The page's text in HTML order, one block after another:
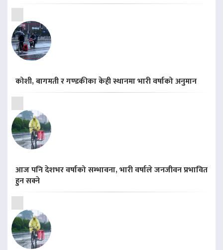
कोशी, बागमती र गण्डकीका केही स्थानमा भारी वर्षाको अनुमान
आज पनि देशभर वर्षाको सम्भावना, भारी वर्षाले जनजीवन प्रभावित
हुन सक्ने